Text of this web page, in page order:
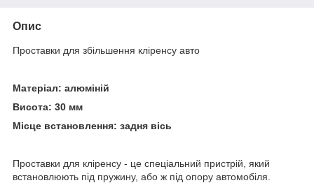
Опис
Проставки для збільшення кліренсу авто
Матеріал: алюміній
Висота: 30 мм
Місце встановлення: задня вісь
Проставки для кліренсу - це спеціальний пристрій, який
встановлюють під пружину, або ж під опору автомобіля.